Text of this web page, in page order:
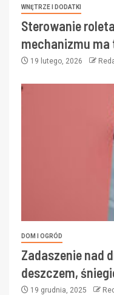
WNĘTRZE I DODATKI
Sterowanie
mechanizmu ma
19 lutego, 2026
DOM I OGRÓD
Zadaszenie nad
deszczem,
19 grudnia, 2025